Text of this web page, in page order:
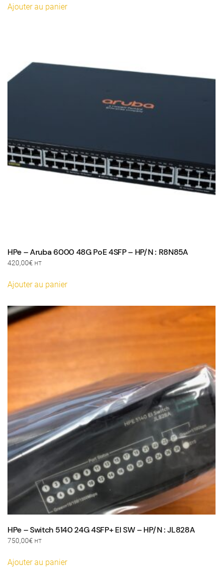
Ajouter au panier
HPe – Aruba 6000 48G PoE 4SFP – HP/N : R8N85A
420,00€ HT
Ajouter au panier
HPe – Switch 5140 24G 4SFP+ EI SW – HP/N : JL828A
750,00€ HT
Ajouter au panier